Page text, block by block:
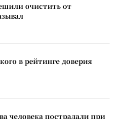
очистить от
в рейтинге доверия
человека пострадали при